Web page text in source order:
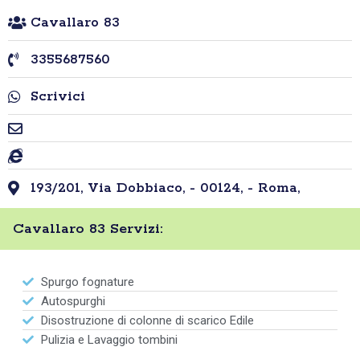
Cavallaro 83
3355687560
Scrivici
193/201, Via Dobbiaco, - 00124, - Roma,
Cavallaro 83 Servizi:
Spurgo fognature
Autospurghi
Disostruzione di colonne di scarico Edile
Pulizia e Lavaggio tombini